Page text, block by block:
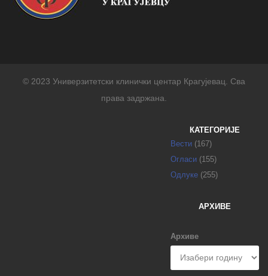
© 2023 Универзитетски клинички центар Крагујевац. Сва
права задржана.
КАТЕГОРИЈЕ
Вести (167)
Огласи (155)
Одлуке (255)
АРХИВЕ
Архиве